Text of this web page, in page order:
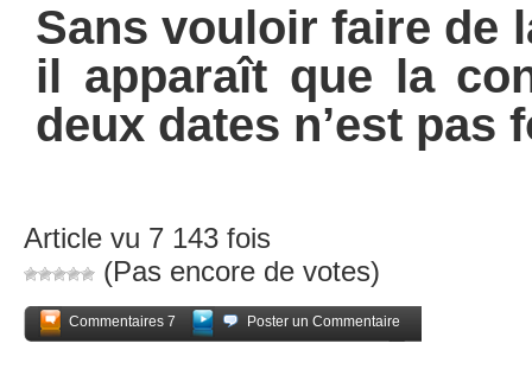
Sans vouloir faire de
il apparaît que la
deux dates n’est pas
Article vu 7 143 fois
(Pas encore de votes)
Commentaires 7
Poster un Commentaire